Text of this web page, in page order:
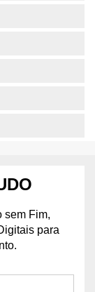
sem Fim,
para